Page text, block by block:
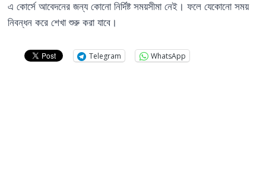
এ কোর্সে আবেদনের জন্য কোনো নির্দিষ্ট সময়সীমা নেই। ফলে যেকোনো সময়
নিবন্ধন করে শেখা শুরু করা যাবে।
Telegram WhatsApp